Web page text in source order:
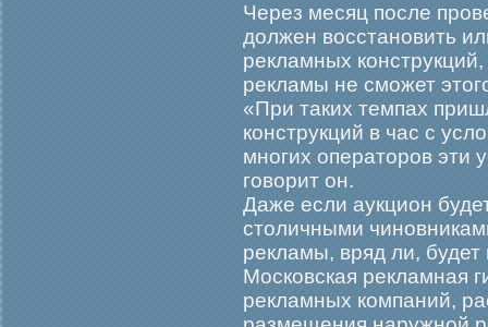
Через месяц после
должен восстановить
рекламных
рекламы не сможет
«При таких темпах
конструкций в час с
многих операторов эти
говорит он.
Даже если аукцион
столичными
рекламы, вряд ли,
Московская рекламная
рекламных компаний,